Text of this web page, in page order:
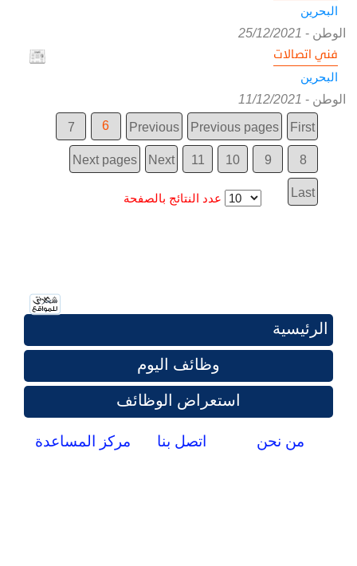
البحرين
الوطن -
25/12/2021
فني اتصالات
البحرين
الوطن -
11/12/2021
First
Previous pages
Previous
6
7
8
9
10
11
Next
Next pages
Last عدد النتائج بالصفحة
الرئيسية
وظائف اليوم
استعراض الوظائف
من نحن اتصل بنا مركز المساعدة